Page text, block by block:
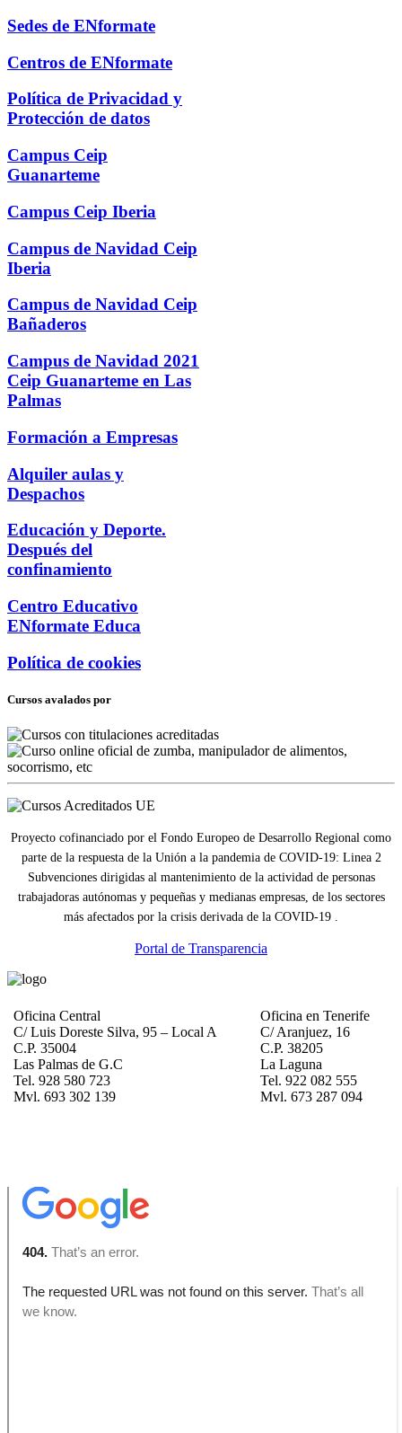
Sedes de ENformate
Centros de ENformate
Política de Privacidad y
Protección de datos
Campus Ceip
Guanarteme
Campus Ceip Iberia
Campus de Navidad Ceip
Iberia
Campus de Navidad Ceip
Bañaderos
Campus de Navidad 2021
Ceip Guanarteme en Las
Palmas
Formación a Empresas
Alquiler aulas y
Despachos
Educación y Deporte.
Después del
confinamiento
Centro Educativo
ENformate Educa
Política de cookies
Cursos avalados por
Proyecto cofinanciado por el Fondo Europeo de Desarrollo Regional como
parte de la respuesta de la Unión a la pandemia de COVID-19: Linea 2
Subvenciones dirigidas al mantenimiento de la actividad de personas
trabajadoras autónomas y pequeñas y medianas empresas, de los sectores
más afectados por la crisis derivada de la COVID-19 .
Portal de Transparencia
Oficina Central
C/ Luis Doreste Silva, 95 – Local A
C.P. 35004
Las Palmas de G.C
Tel. 928 580 723
Mvl. 693 302 139
Oficina en Tenerife
C/ Aranjuez, 16
C.P. 38205
La Laguna
Tel. 922 082 555
Mvl. 673 287 094